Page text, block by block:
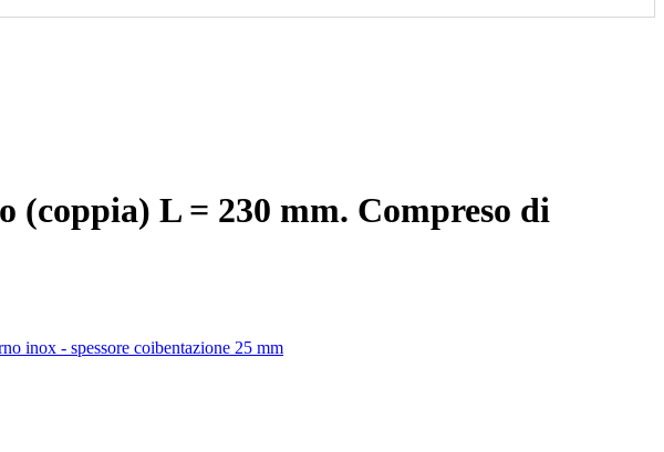
(coppia) L = 230 mm. Compreso di
inox - spessore coibentazione 25 mm